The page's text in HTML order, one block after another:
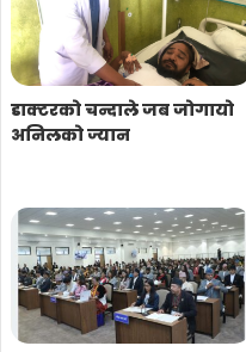
डाक्टरको चन्दाले जब जोगायो
अनिलको ज्यान